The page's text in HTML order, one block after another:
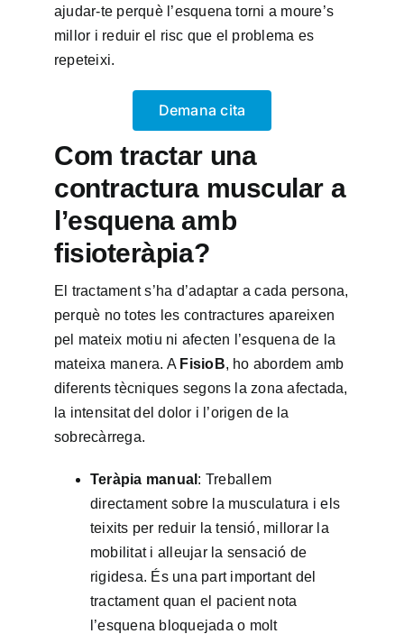
ajudar-te perquè l’esquena torni a moure’s
millor i reduir el risc que el problema es
repeteixi.
Demana cita
Com tractar una
contractura muscular a
l’esquena amb
fisioteràpia?
El tractament s’ha d’adaptar a cada persona,
perquè no totes les contractures apareixen
pel mateix motiu ni afecten l’esquena de la
mateixa manera. A FisioB, ho abordem amb
diferents tècniques segons la zona afectada,
la intensitat del dolor i l’origen de la
sobrecàrrega.
Teràpia manual : Treballem
directament sobre la musculatura i els
teixits per reduir la tensió, millorar la
mobilitat i alleujar la sensació de
rigidesa. És una part important del
tractament quan el pacient nota
l’esquena bloquejada o molt